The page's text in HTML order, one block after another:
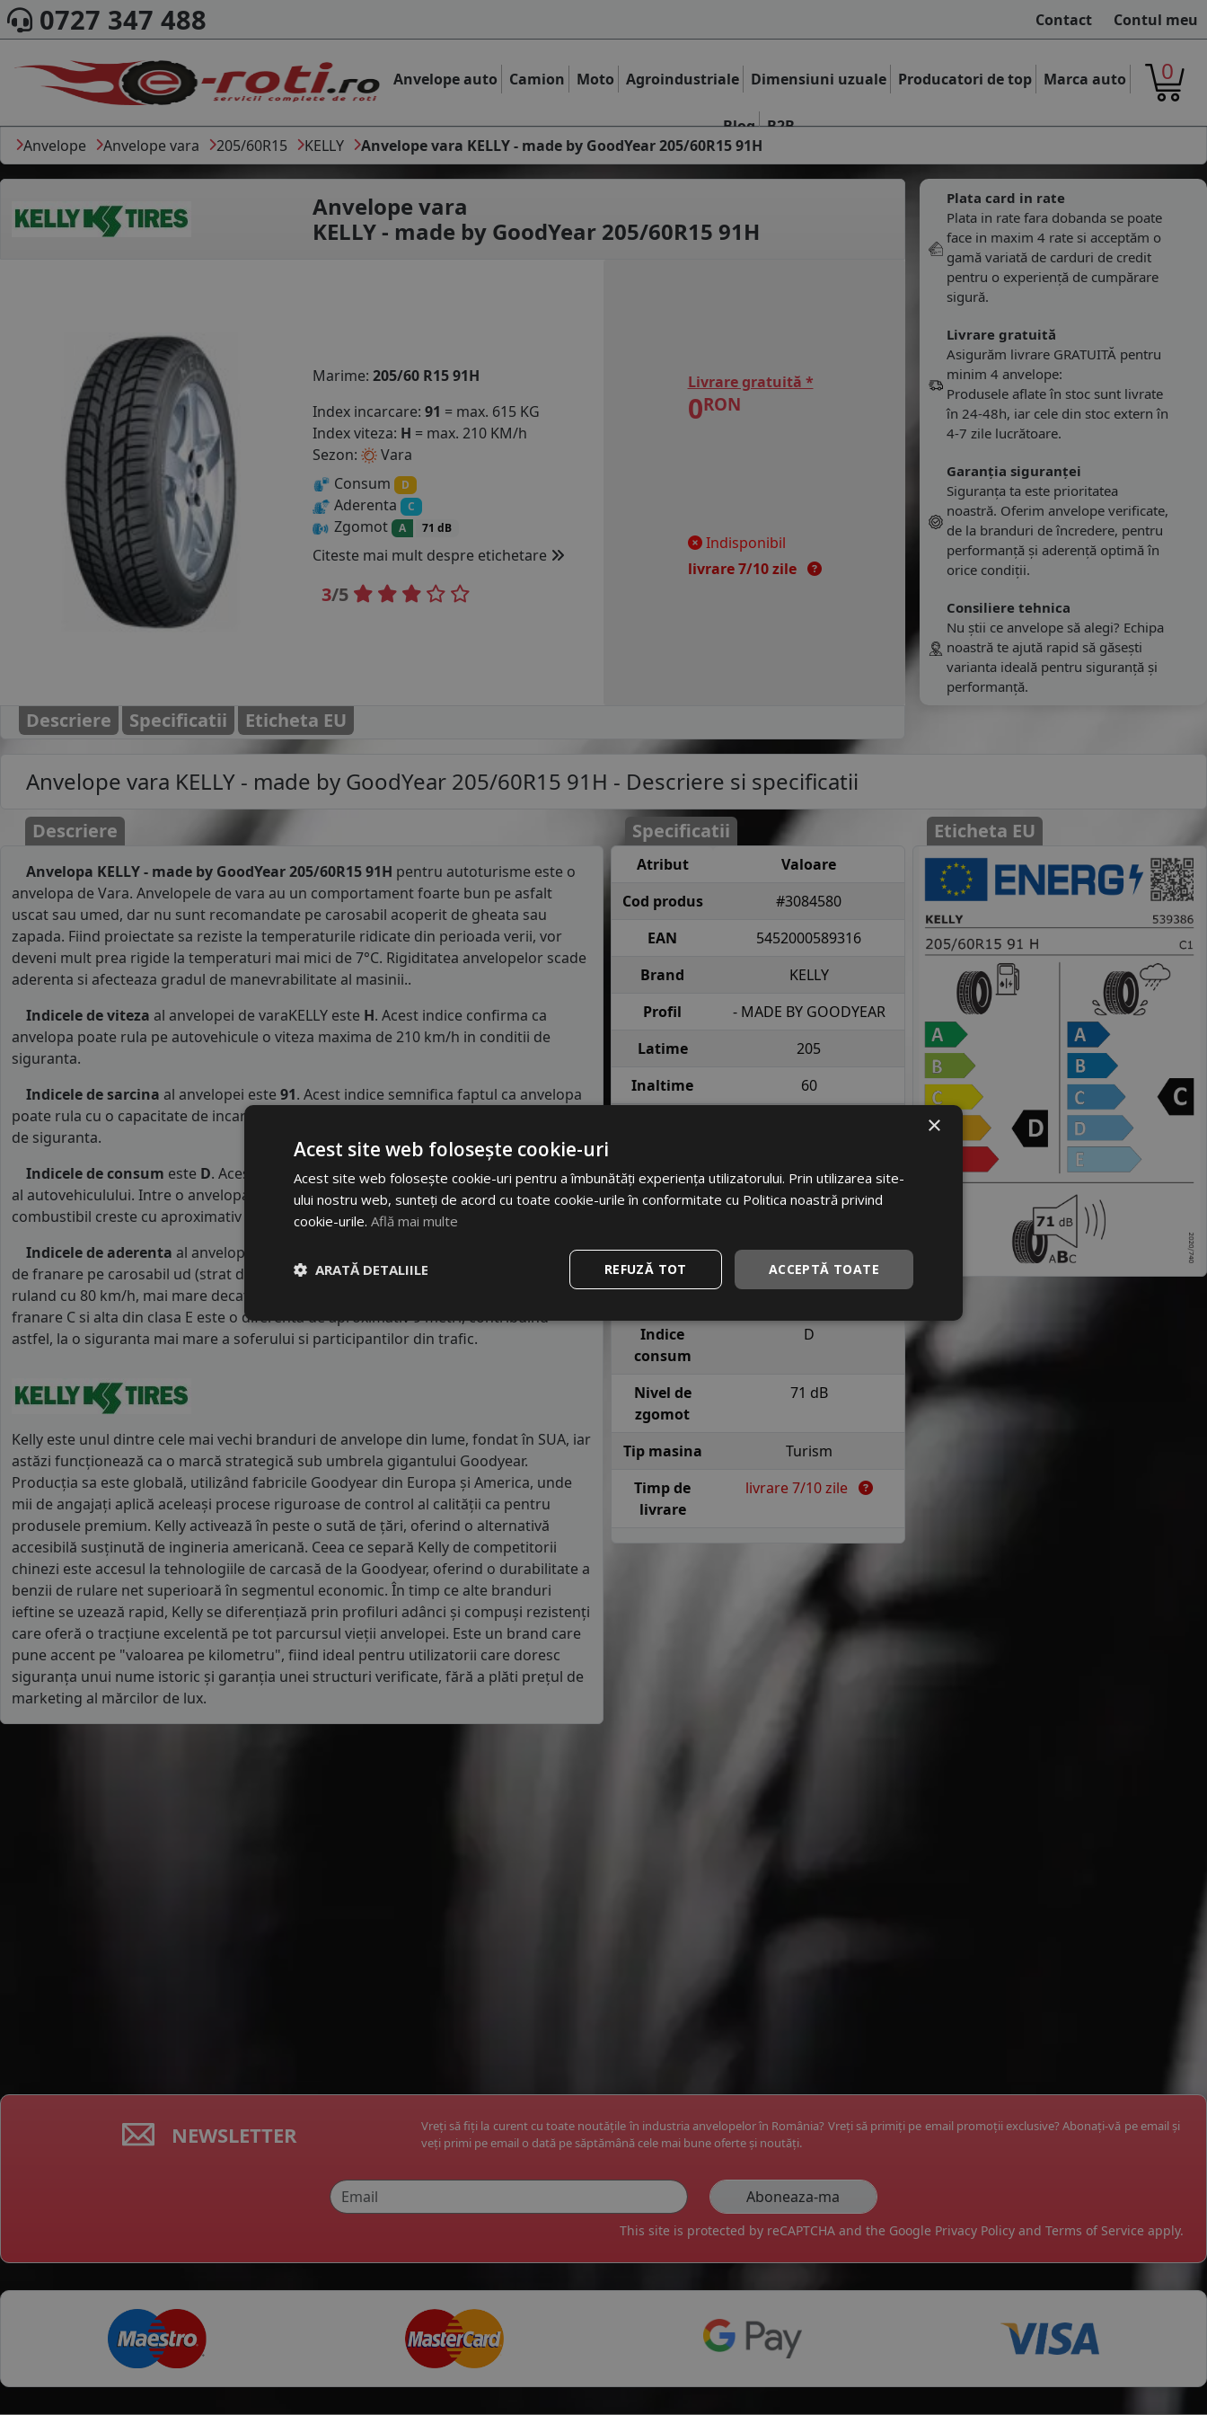
0727 347 488 Contact Contul meu
Anvelope auto Camion Moto Agroindustriale Dimensiuni uzuale Producatori de top Marca auto
Blog B2B
0
Anvelope Anvelope vara 205/60R15 KELLY Anvelope vara KELLY - made by GoodYear 205/60R15 91H
Anvelope vara
KELLY - made by GoodYear 205/60R15 91H
Marime: 205/60 R15 91H
Index incarcare: 91 = max. 615 KG
Index viteza: H = max. 210 KM/h
Sezon:
Vara
Consum
D
Aderenta C
Zgomot A 71 dB
Citeste mai mult despre etichetare
3/5
Livrare gratuită *
0RON
Indisponibil
livrare 7/10 zile
Plata card in rate
Plata in rate fara dobanda se poate
face in maxim 4 rate si acceptăm o
gamă variată de carduri de credit
pentru o experiență de cumpărare
sigură.
Livrare gratuită
Asigurăm livrare GRATUITĂ pentru
minim 4 anvelope:
Produsele aflate în stoc sunt livrate
în 24-48h, iar cele din stoc extern în
4-7 zile lucrătoare.
Garanția siguranței
Siguranța ta este prioritatea
noastră. Oferim anvelope verificate,
de la branduri de încredere, pentru
performanță și aderență optimă în
orice condiții.
Consiliere tehnica
Nu știi ce anvelope să alegi? Echipa
noastră te ajută rapid să găsești
varianta ideală pentru siguranță și
performanță.
Descriere Specificatii Eticheta EU
Anvelope vara KELLY - made by GoodYear 205/60R15 91H - Descriere si specificatii
Descriere
Anvelopa KELLY - made by GoodYear 205/60R15 91H pentru autoturisme este o
anvelopa de Vara. Anvelopele de vara au un comportament foarte bun pe asfalt
uscat sau umed, dar nu sunt recomandate pe carosabil acoperit de gheata sau
zapada. Fiind proiectate sa reziste la temperaturile ridicate din perioada verii, vor
deveni mult prea rigide la temperaturi mai mici de 7°C. Rigiditatea anvelopelor scade
aderenta si afecteaza gradul de manevrabilitate al masinii..
Indicele de viteza al anvelopei de varaKELLY este H. Acest indice confirma ca
anvelopa poate rula pe autovehicule o viteza maxima de 210 km/h in conditii de
siguranta.
Indicele de sarcina al anvelopei este 91. Acest indice semnifica faptul ca anvelopa
poate rula cu o capacitate de incarcare maxima de 615 kg pe fiecare roata in conditii
de siguranta.
Indicele de consum este D. Acest indice reprezinta clasa de consum de carburant
al autovehiculului. Intre o anvelopa cu clasa B si o alta din clasa C, consumul de
combustibil creste cu aproximativ 1 litru la fiecare 1000 km parcursi.
Indicele de aderenta al anvelopei este
. Acest tip de anvelope va avea o distanta
de franare pe carosabil ud (strat de apa intre 0.5 mm si 1.5 mm) cu 4 anvelope cu ABS
ruland cu 80 km/h, mai mare decat clasele superioare. Intre o anvelopa din clasa de
franare C si alta din clasa E este o diferenta de aproximativ 9 metri, contribuind
astfel, la o siguranta mai mare a soferului si participantilor din trafic.
Kelly este unul dintre cele mai vechi branduri de anvelope din lume, fondat în SUA, iar
astăzi funcționează ca o marcă strategică sub umbrela gigantului Goodyear.
Producția sa este globală, utilizând fabricile Goodyear din Europa și America, unde
mii de angajați aplică aceleași procese riguroase de control al calității ca pentru
produsele premium. Kelly activează în peste o sută de țări, oferind o alternativă
accesibilă susținută de ingineria americană. Ceea ce separă Kelly de competitorii
chinezi este accesul la tehnologiile de carcasă de la Goodyear, oferind o durabilitate a
benzii de rulare net superioară în segmentul economic. În timp ce alte branduri
ieftine se uzează rapid, Kelly se diferențiază prin profiluri adânci și compuși rezistenți
care oferă o tracțiune excelentă pe tot parcursul vieții anvelopei. Este un brand care
pune accent pe "valoarea pe kilometru", fiind ideal pentru utilizatorii care doresc
siguranța unui nume istoric și garanția unei structuri verificate, fără a plăti prețul de
marketing al mărcilor de lux.
Specificatii
Atribut
Valoare
Cod produs
#3084580
EAN
5452000589316
Brand
KELLY
Profil
- MADE BY GOODYEAR
Latime
205
Inaltime
60
incarcare
anvelopa
Indice
C
Indice
consum
D
Nivel de
zgomot
71 dB
Tip masina
Turism
Timp de
livrare
livrare 7/10 zile
Eticheta EU
NEWSLETTER
Vreți să fiți la curent cu toate noutățile în industria anvelopelor în România? Vreți să primiți pe email promoții exclusive? Abonați-vă pe email și
veți primi pe email o dată pe săptămână cele mai bune oferte și noutăți.
This site is protected by reCAPTCHA and the Google Privacy Policy and Terms of Service apply.
×
Acest site web folosește cookie-uri
Acest site web folosește cookie-uri pentru a îmbunătăți experiența utilizatorului. Prin utilizarea site-
ului nostru web, sunteți de acord cu toate cookie-urile în conformitate cu Politica noastră privind
cookie-urile. Află mai multe
ACCEPTĂ TOATE
REFUZĂ TOT
ARATĂ DETALIILE